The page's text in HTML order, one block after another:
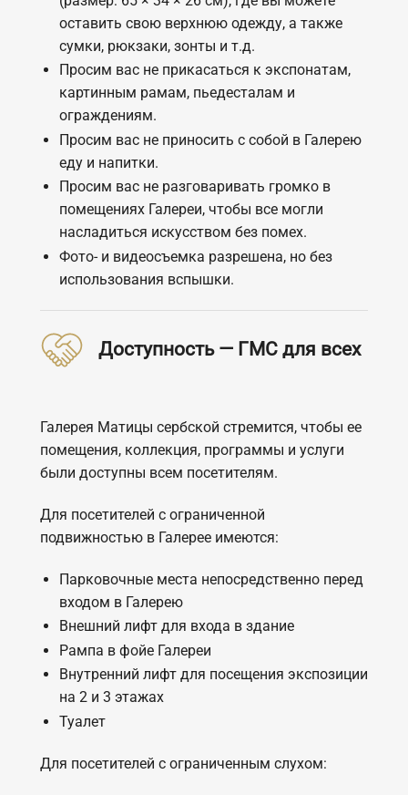
оставить свою верхнюю одежду, а также
сумки, рюкзаки, зонты и т.д.
Просим вас не прикасаться к экспонатам,
картинным рамам, пьедесталам и
ограждениям.
Просим вас не приносить с собой в Галерею
еду и напитки.
Просим вас не разговаривать громко в
помещениях Галереи, чтобы все могли
насладиться искусством без помех.
Фото- и видеосъемка разрешена, но без
использования вспышки.
Доступность — ГМС для всех
Галерея Матицы сербской стремится, чтобы ее
помещения, коллекция, программы и услуги
были доступны всем посетителям.
Для посетителей с ограниченной
подвижностью в Галерее имеются:
Парковочные места непосредственно перед
входом в Галерею
Внешний лифт для входа в здание
Рампа в фойе Галереи
Внутренний лифт для посещения экспозиции
на 2 и 3 этажах
Туалет
Для посетителей с ограниченным слухом: